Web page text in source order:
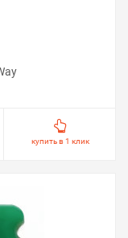
купить в 1 клик